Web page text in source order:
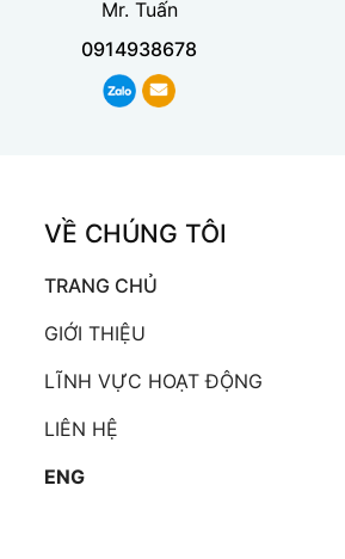
Mr. Tuấn
0914938678
VỀ CHÚNG TÔI
TRANG CHỦ
GIỚI THIỆU
LĨNH VỰC HOẠT ĐỘNG
LIÊN HỆ
ENG